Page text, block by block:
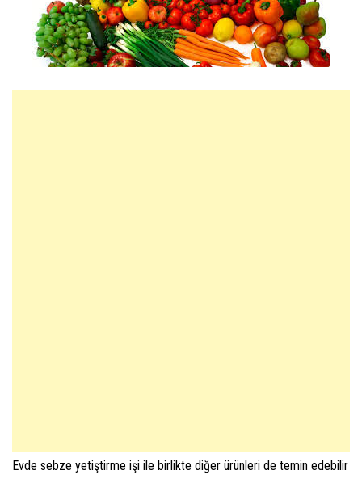
Evde sebze yetiştirme işi ile birlikte diğer ürünleri de temin edebilir